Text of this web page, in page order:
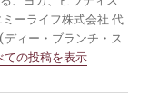
ーライフ株式会社 代
ィー・ブランチ・ス
ての投稿を表示